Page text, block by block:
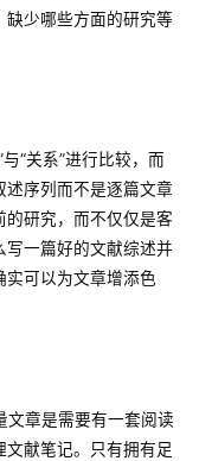
少哪些方面的研究等
“关系”进行比较，而
序列而不是逐篇文章
研究，而不仅仅是客
一篇好的文献综述并
可以为文章增添色
文章是需要有一套阅读
献笔记。只有拥有足